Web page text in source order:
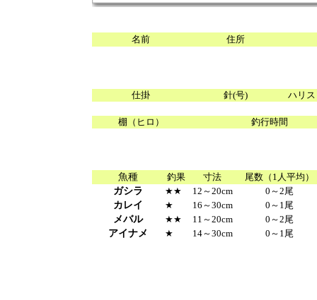
名前 住所
仕掛 針(号) ハリ
棚（ヒロ） 釣行時間
魚種 釣果 寸法
尾数（1人平均）
ガシラ
★★ 12～20cm
0～2尾
カレイ
★ 16～30cm
0～1尾
メバル
★★ 11～20cm
0～2尾
アイナメ
★ 14～30cm 0～1尾